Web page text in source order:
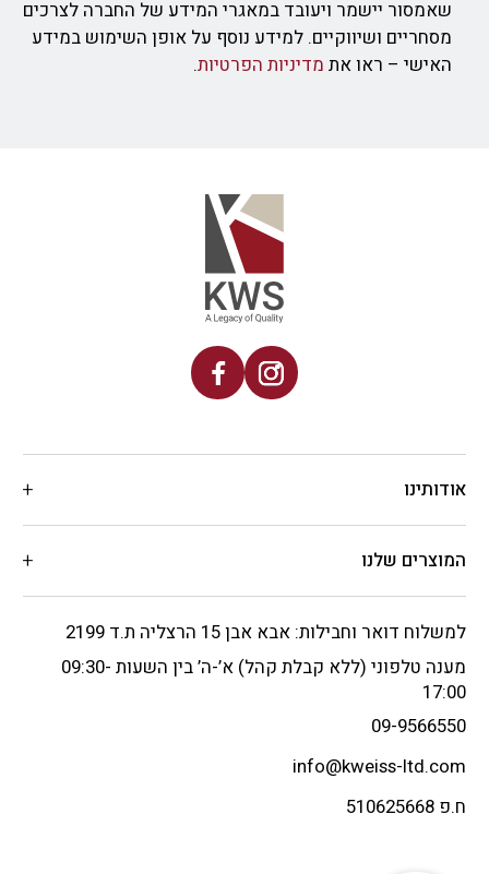
שאמסור יישמר ויעובד במאגרי המידע של החברה לצרכים
מסחריים ושיווקיים. למידע נוסף על אופן השימוש במידע
האישי – ראו את מדיניות הפרטיות.
אודותינו
המוצרים שלנו
למשלוח דואר וחבילות: אבא אבן 15 הרצליה ת.ד 2199
מענה טלפוני (ללא קבלת קהל) א’-ה’ בין השעות 09:30-
17:00
09-9566550
info@kweiss-ltd.com
ח.פ 510625668